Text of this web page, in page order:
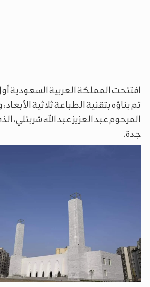
افتتحت المملكة العربية السعودية
تم بناؤه بتقنية الطباعة ثلاثية
المرحوم عبد العزيز عبد الله شربتلي،
جدة.